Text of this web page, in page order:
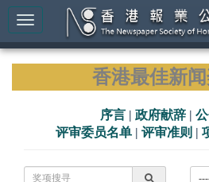
香港最佳新闻
序言 | 政府献辞 |
评审委员名单 | 评审准则 |